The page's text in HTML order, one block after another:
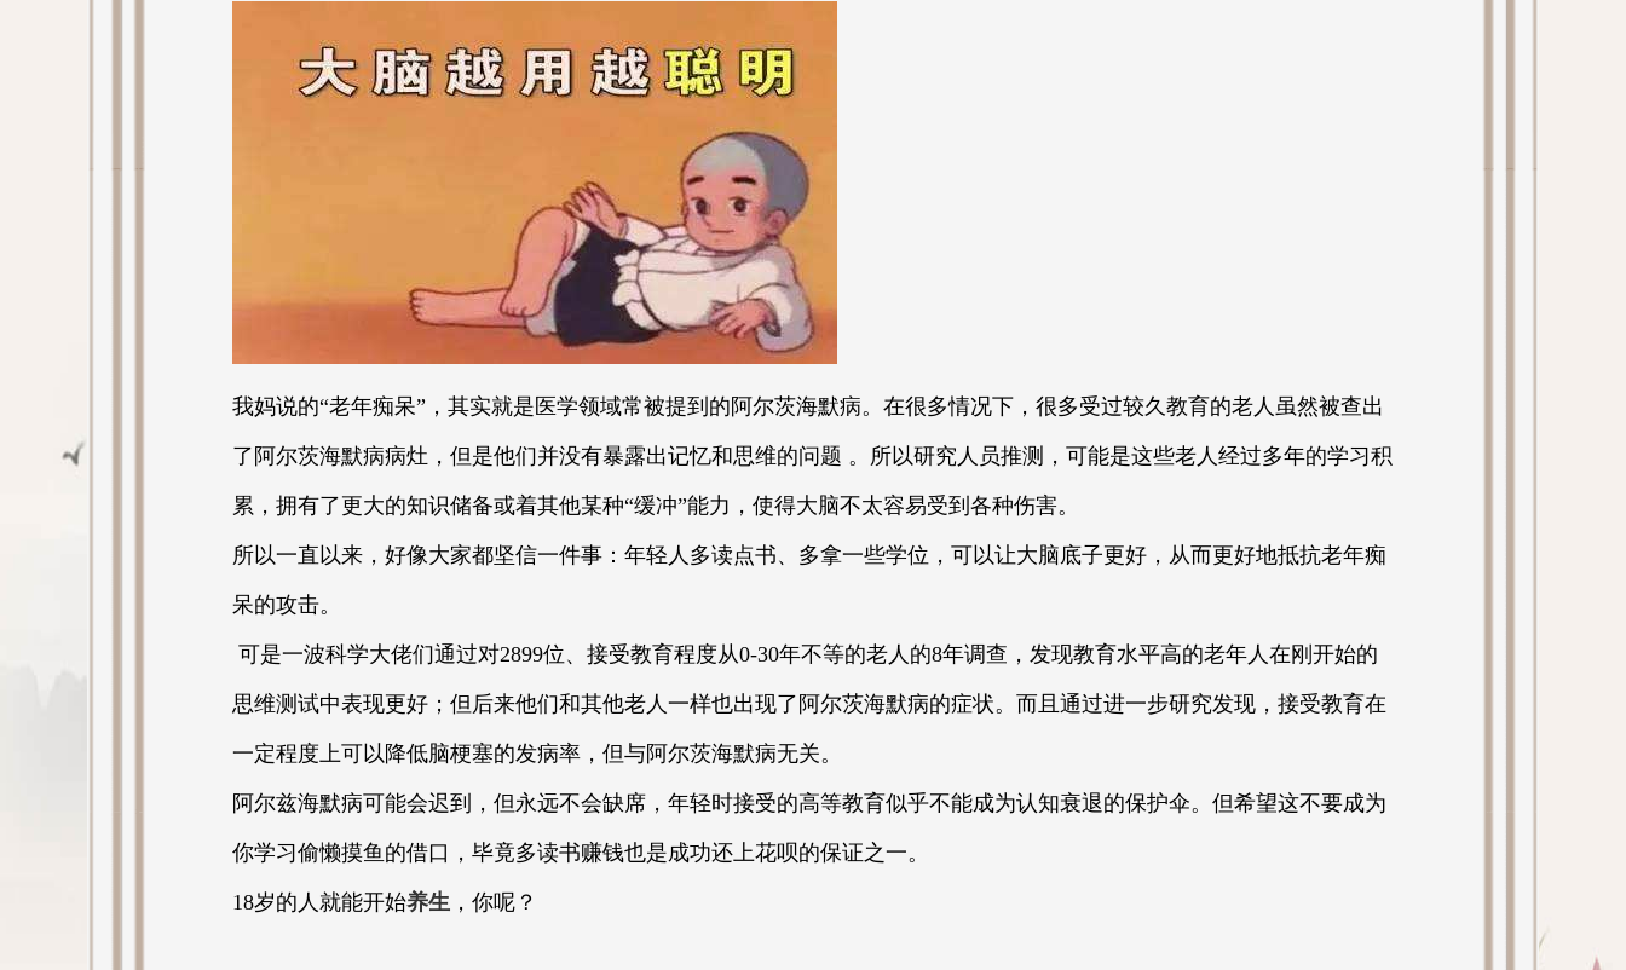
我妈说的“老年痴呆”，其实就是医学领域常被提到的阿尔茨海默病。在很多情况下，很多受过较久教育的老人虽然被查出
了阿尔茨海默病病灶，但是他们并没有暴露出记忆和思维的问题 。所以研究人员推测，可能是这些老人经过多年的学习积
累，拥有了更大的知识储备或着其他某种“缓冲”能力，使得大脑不太容易受到各种伤害。
所以一直以来，好像大家都坚信一件事：年轻人多读点书、多拿一些学位，可以让大脑底子更好，从而更好地抵抗老年痴
呆的攻击。
可是一波科学大佬们通过对2899位、接受教育程度从0-30年不等的老人的8年调查，发现教育水平高的老年人在刚开始的
思维测试中表现更好；但后来他们和其他老人一样也出现了阿尔茨海默病的症状。而且通过进一步研究发现，接受教育在
一定程度上可以降低脑梗塞的发病率，但与阿尔茨海默病无关。
阿尔兹海默病可能会迟到，但永远不会缺席，年轻时接受的高等教育似乎不能成为认知衰退的保护伞。但希望这不要成为
你学习偷懒摸鱼的借口，毕竟多读书赚钱也是成功还上花呗的保证之一。
18岁的人就能开始养生 ，你呢？